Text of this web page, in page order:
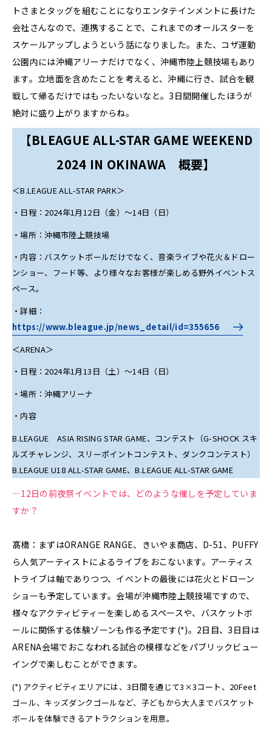
トさまとタッグを組むことになりエンタテインメントに長けた
会社さんなので、連携することで、これまでのオールスターを
スケールアップしようという話になりました。また、コザ運動
公園内には沖縄アリーナだけでなく、沖縄市陸上競技場もあり
ます。立地面を含めたことを考えると、沖縄に行き、試合を観
戦して帰るだけではもったいないなと。3日間開催したほうが
絶対に盛り上がりますからね。
【BLEAGUE ALL-STAR GAME WEEKEND
2024 IN OKINAWA 概要】
＜B.LEAGUE ALL-STAR PARK＞
・日程：2024年1月12日（金）〜14日（日）
・場所：沖縄市陸上競技場
・内容：バスケットボールだけでなく、音楽ライブや花火＆ドロー
ンショー、フード等、より様々なお客様が楽しめる野外イベントス
ペース。
・詳細：
https://www.bleague.jp/news_detail/id=355656
＜ARENA＞
・日程：2024年1月13日（土）〜14日（日）
・場所：沖縄アリーナ
・内容
B.LEAGUE ASIA RISING STAR GAME、コンテスト（G-SHOCK スキ
ルズチャレンジ、スリーポイントコンテスト、ダンクコンテスト）
B.LEAGUE U18 ALL-STAR GAME、B.LEAGUE ALL-STAR GAME
—12日の前夜祭イベントでは、どのような催しを予定していま
すか？
髙橋：まずはORANGE RANGE、きいやま商店、D-51、PUFFY
ら人気アーティストによるライブをおこないます。アーティス
トライブは軸でありつつ、イベントの最後には花火とドローン
ショーも予定しています。会場が沖縄市陸上競技場ですので、
様々なアクティビティーを楽しめるスペースや、バスケットボ
ールに関係する体験ゾーンも作る予定です(*)。2日目、3日目は
ARENA会場でおこなわれる試合の模様などをパブリックビュー
イングで楽しむことができます。
(*) アクティビティエリアには、3日間を通じて3×3コート、20Feet
ゴール、キッズダンクゴールなど、子どもから大人までバスケット
ボールを体験できるアトラクションを用意。